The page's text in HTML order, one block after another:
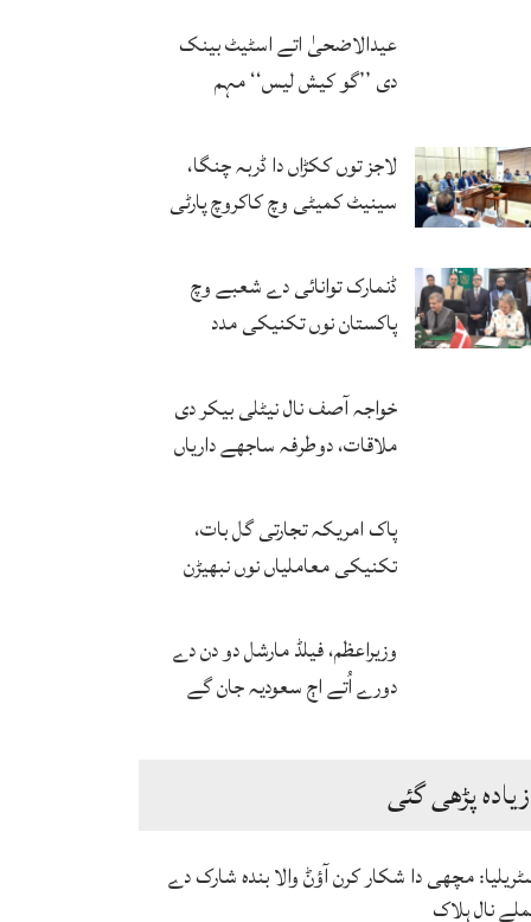
حتمی فیصلہ کرنگے
عیدالاضحیٰ اتے اسٹیٹ بینک
دی ’’گو کیش لیس‘‘ مہم
اضافہ
لاجز توں ککڑاں دا ڈربہ چنگا،
سینیٹ کمیٹی وچ کاکروچ پارٹی
ڈنمارک توانائی دے شعبے وچ
پاکستان نوں تکنیکی مدد
خواجہ آصف نال نیٹلی بیکر دی
ملاقات، دوطرفہ ساجھے داریاں
پاک امریکہ تجارتی گل بات،
تکنیکی معاملیاں نوں نبھیڑن
وزیراعظم، فیلڈ مارشل دو دن دے
دورے اُتے اڄ سعودیہ جان گے
زیادہ پڑھی گئی
مچھی دا شکار کرن آؤݨ والا بندہ شارک دے
نال ہلاک